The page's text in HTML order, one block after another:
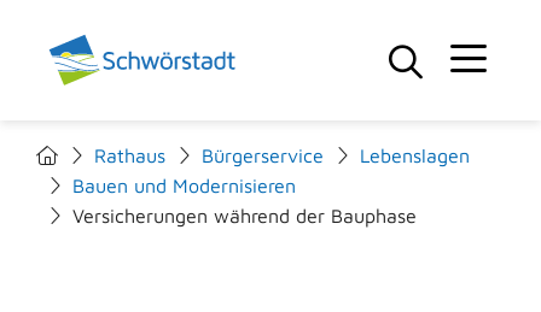
Rathaus Bürgerservice
Lebenslagen
Bauen und Modernisieren
Versicherungen während der Bauphase